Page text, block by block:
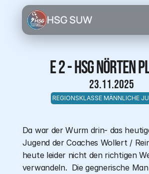
E 2 - HsG Nörten
23.11.2025
REGIONSKLASSE MÄNNLICHE
Da war der Wurm drin- das
Jugend der Coaches Wollert /
heute leider nicht den richtigen
verwandeln.  Die gegnerische
HSG SUW